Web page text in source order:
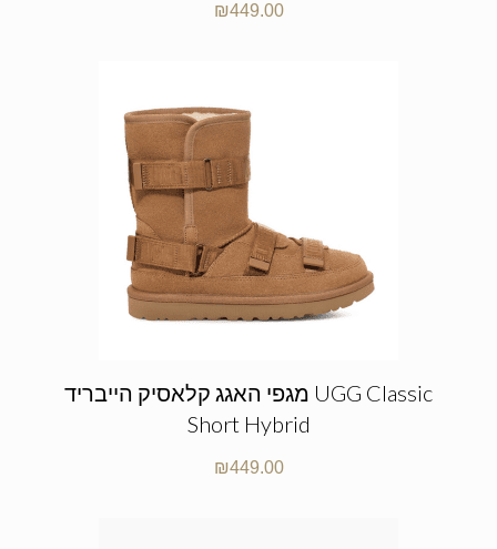
₪449.00
מגפי האגג קלאסיק הייבריד UGG Classic
Short Hybrid
₪449.00